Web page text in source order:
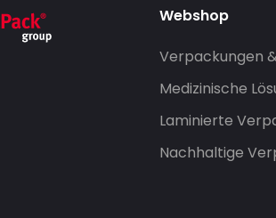
Webshop
Verpackungen
Medizinische
Laminierte
Nachhaltige